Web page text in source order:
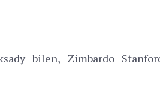
bilen, Zimbardo